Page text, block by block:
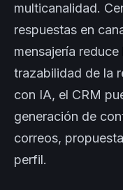
multicanalidad.
respuestas en
mensajería
trazabilidad de la
con IA, el CRM
generación de
correos,
perfil.